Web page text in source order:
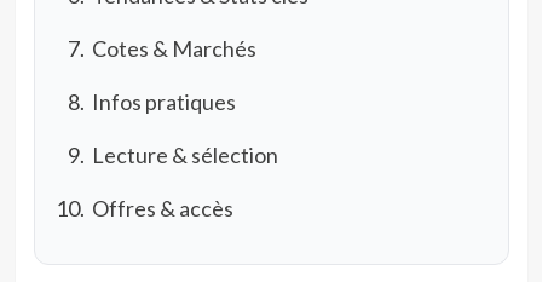
Cotes & Marchés
Infos pratiques
Lecture & sélection
Offres & accès